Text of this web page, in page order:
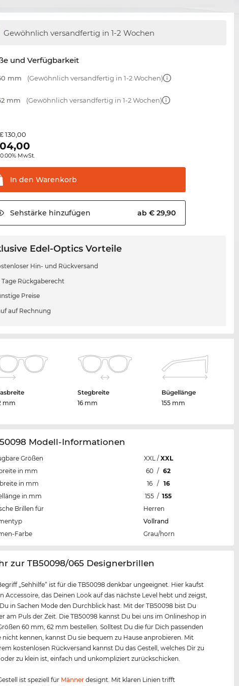
Gewöhnlich versandfertig in 1-2 Wochen
und Verfügbarkeit
mm (Gewöhnlich versandfertig in 1-2 Wochen)
mm (Gewöhnlich versandfertig in 1-2 Wochen)
130,00
MwSt.
In den Warenkorb
Sehstärke hinzufügen ab € 29,90
Edel-Optics Vorteile
Hin- und Rückversand
Tage Rückgaberecht
Preise
auf Rechnung
mm
Stegbreite
16 mm
Bügellänge
155 mm
Modell-Informationen
Größen XXL / XXL
in mm
60 / 62
in mm
16 / 16
in mm
155 / 155
Brillen für
Herren
Vollrand
Farbe
Grau/horn
zur TB50098/065 Designerbrillen
„Sehhilfe“ ist für die TB50098 denkbar ungeeignet. Hier kaufst
Accessoire, das Deinen Look auf das nächste Level hebt und zeigst,
in Sachen Mode den Durchblick hast. Mit der TB50098 bist Du
am Puls der Zeit. Die TB50098 kannst Du bei uns im Onlineshop in
60 mm, 62 mm bestellen. Solltest Du die für Dich passenden
nicht kennen, kannst Du sie bequem zu Hause anprobieren. Mit
kostenlosen Rückversand kannst Du das Gestell, welches Dir zu
zu klein ist, einfach und unkompliziert zurückschicken.
ist speziell für Männer designt. Mit klaren Linien trifft